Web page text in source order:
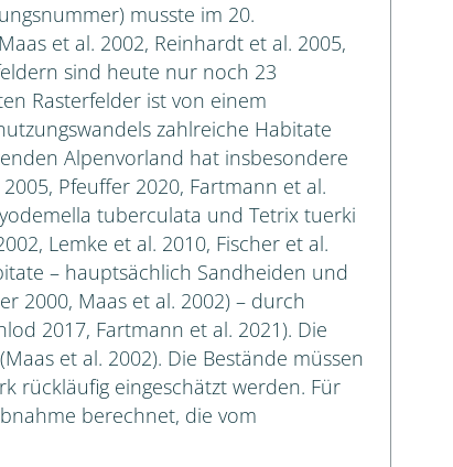
musste im 20.
et al. 2002, Reinhardt et al. 2005,
sind heute nur noch 23
Rasterfelder ist von einem
zahlreiche Habitate
Alpenvorland hat insbesondere
Pfeuffer 2020, Fartmann et al.
tuberculata und Tetrix tuerki
Lemke et al. 2010, Fischer et al.
– hauptsächlich Sandheiden und
2000, Maas et al. 2002) – durch
2017, Fartmann et al. 2021). Die
et al. 2002). Die Bestände müssen
rückläufig eingeschätzt werden. Für
berechnet, die vom